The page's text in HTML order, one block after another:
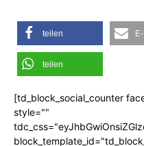
teilen
teilen
[td_block_social_counter
style=""